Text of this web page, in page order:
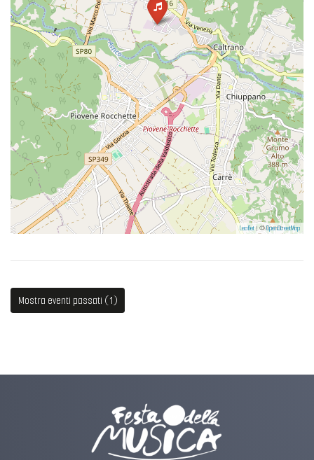
Leaflet | ©OpenStreetMap
Mostra eventi passati (1)